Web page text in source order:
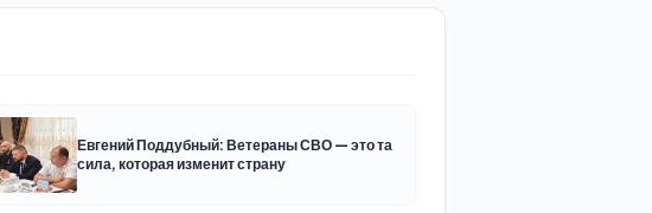
Евгений Поддубный: Ветераны СВО — это та
сила, которая изменит страну